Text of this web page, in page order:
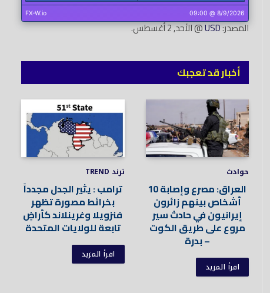
المصدر:USD@ الأحد, 2 أغسطس.
أخبار قد تعجبك
حوادث
العراق: مصرع وإصابة 10
أشخاص بينهم زائرون
إيرانيون في حادث سير
مروع على طريق الكوت
– بدرة
اقرأ المزيد
ترند TREND
ترامب : يثير الجدل مجدداً
بخرائط مصورة تظهر
فنزويلا وغرينلاند كأراضٍ
تابعة للولايات المتحدة
اقرأ المزيد